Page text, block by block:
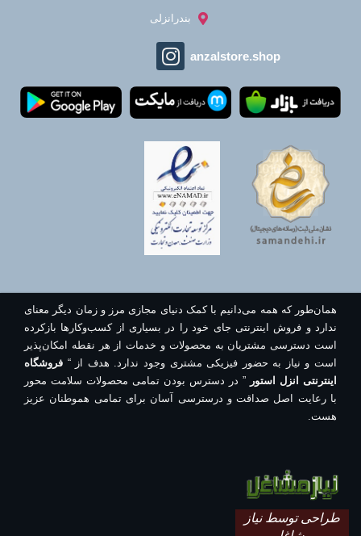
بندرانزلی
anzalstore.shop
همان‌طور که همه می‌دانیم با کمک دنیای مجازی مرز و زمان دیگر معنای
ندارد و فروش اینترنتی جای خود را در بسیاری از کسب‌وکارها بازکرده
است دسترسی مشتریان به محصولات و خدمات از هر نقطه امکان‌پذیر
است و نیاز به حضور فیزیکی مشتری وجود ندارد. هدف از “ فروشگاه
اینترنتی انزل استور ” در دسترس بودن تمامی محصولات سلامت محور
با رعایت اصل صداقت و درسترسی آسان برای تمامی هموطنان عزیز
هست.
طراحی توسط نیاز